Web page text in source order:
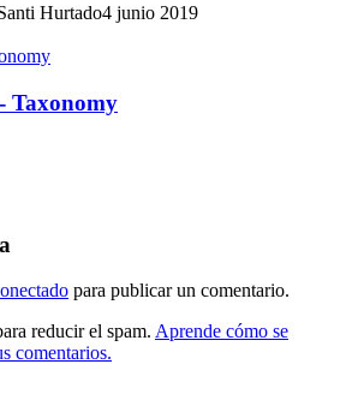
Hurtado4 junio 2019
Taxonomy
para publicar un comentario.
reducir el spam. Aprende cómo se
comentarios.